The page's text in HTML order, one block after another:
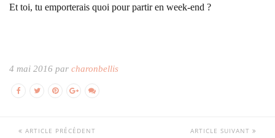
Et toi, tu emporterais quoi pour partir en week-end ?
4 mai 2016 par charonbellis
ARTICLE PRÉCÉDENT ARTICLE SUIVANT